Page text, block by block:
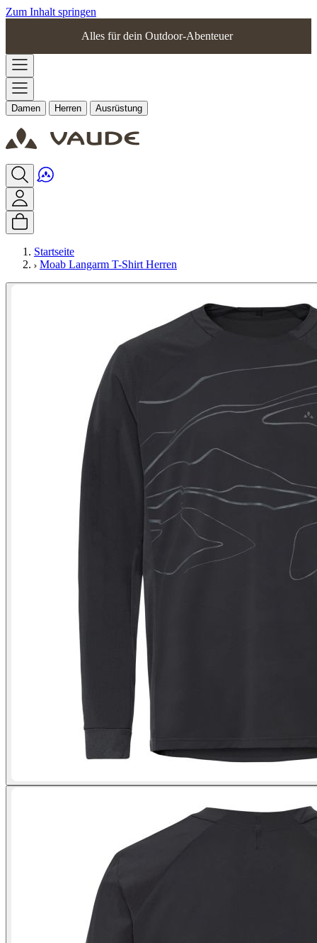
Zum Inhalt springen
Alles für dein Outdoor-Abenteuer
Damen Herren Ausrüstung
Startseite
Moab Langarm T-Shirt Herren